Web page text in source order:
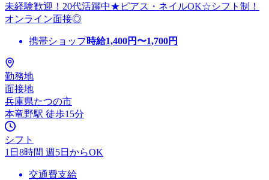
未経験歓迎！20代活躍中★ピアス・ネイルOK☆シフト制！
オンライン面接◎
携帯ショップ時給1,400円〜1,700円
勤務地
面接地
兵庫県たつの市
本竜野駅 徒歩15分
シフト
1日8時間 週5日からOK
交通費支給